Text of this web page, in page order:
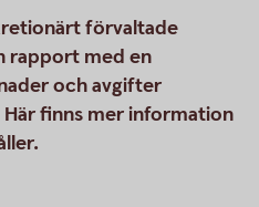
förvaltade
rapport med en
och avgifter
finns mer information